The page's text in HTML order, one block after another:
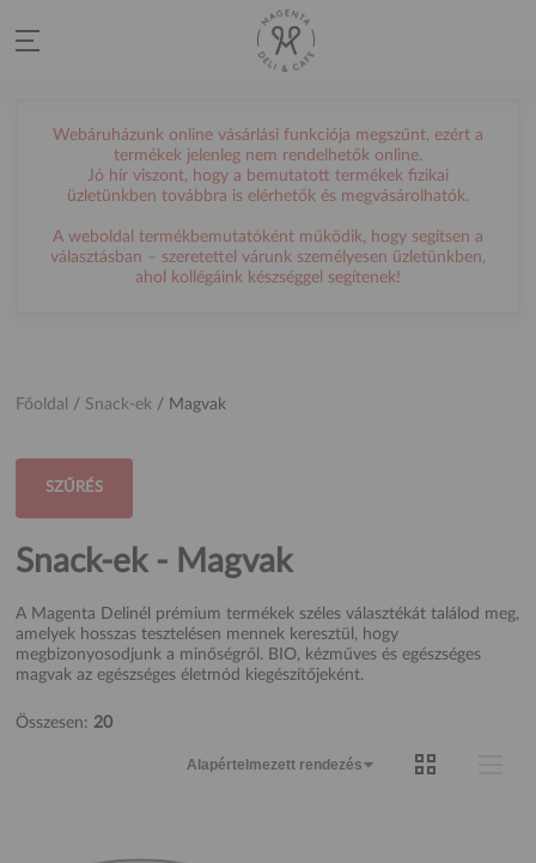
Webáruházunk online vásárlási funkciója megszűnt, ezért a
termékek jelenleg nem rendelhetők online.
Jó hír viszont, hogy a bemutatott termékek fizikai
üzletünkben továbbra is elérhetők és megvásárolhatók.
A weboldal termékbemutatóként működik, hogy segítsen a
választásban – szeretettel várunk személyesen üzletünkben,
ahol kollégáink készséggel segítenek!
Főoldal / Snack-ek / Magvak
SZŰRÉS
Snack-ek - Magvak
A Magenta Delinél prémium termékek széles választékát találod meg,
amelyek hosszas tesztelésen mennek keresztül, hogy
megbizonyosodjunk a minőségről. BIO, kézműves és egészséges
magvak az egészséges életmód kiegészítőjeként.
Összesen: 20